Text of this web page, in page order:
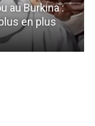
au Burkina :
en plus